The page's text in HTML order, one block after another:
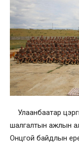
Улаанбаатар
шалгалтын ажлын
Онцгой байдлын